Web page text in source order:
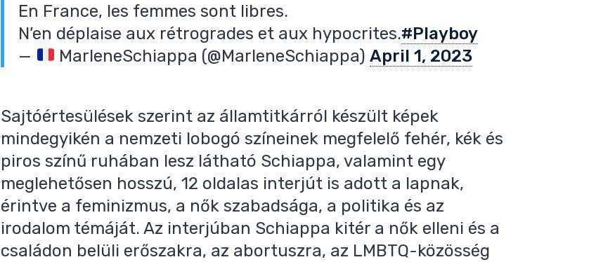
En France, les femmes sont libres.
N’en déplaise aux rétrogrades et aux hypocrites.#Playboy
—
MarleneSchiappa (@MarleneSchiappa)April 1, 2023
Sajtóértesülések szerint az államtitkárról készült képek
mindegyikén a nemzeti lobogó színeinek megfelelő fehér, kék és
piros színű ruhában lesz látható Schiappa, valamint egy
meglehetősen hosszú, 12 oldalas interjút is adott a lapnak,
érintve a feminizmus, a nők szabadsága, a politika és az
irodalom témáját. Az interjúban Schiappa kitér a nők elleni és a
családon belüli erőszakra, az abortuszra, az LMBTQ-közösség